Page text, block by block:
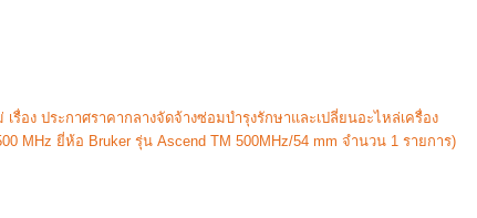
รื่อง ประกาศราคากลางจัดจ้างซ่อมบำรุงรักษาและเปลี่ยนอะไหล่เครื่อง
MHz ยี่ห้อ Bruker รุ่น Ascend TM 500MHz/54 mm จำนวน 1 รายการ)